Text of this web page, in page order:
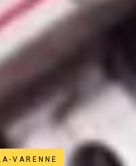
VARENNE